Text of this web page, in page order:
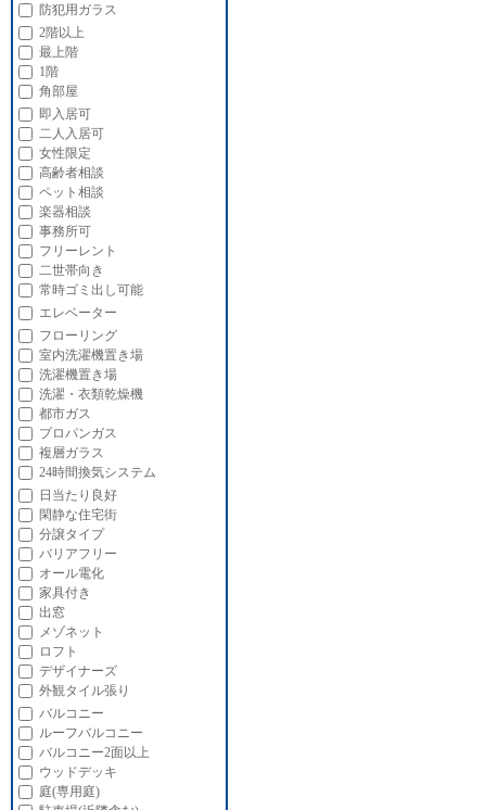
防犯用ガラス
2階以上
最上階
1階
角部屋
即入居可
二人入居可
女性限定
高齢者相談
ペット相談
楽器相談
事務所可
フリーレント
二世帯向き
常時ゴミ出し可能
エレベーター
フローリング
室内洗濯機置き場
洗濯機置き場
洗濯・衣類乾燥機
都市ガス
プロパンガス
複層ガラス
24時間換気システム
日当たり良好
閑静な住宅街
分譲タイプ
バリアフリー
オール電化
家具付き
出窓
メゾネット
ロフト
デザイナーズ
外観タイル張り
バルコニー
ルーフバルコニー
バルコニー2面以上
ウッドデッキ
庭(専用庭)